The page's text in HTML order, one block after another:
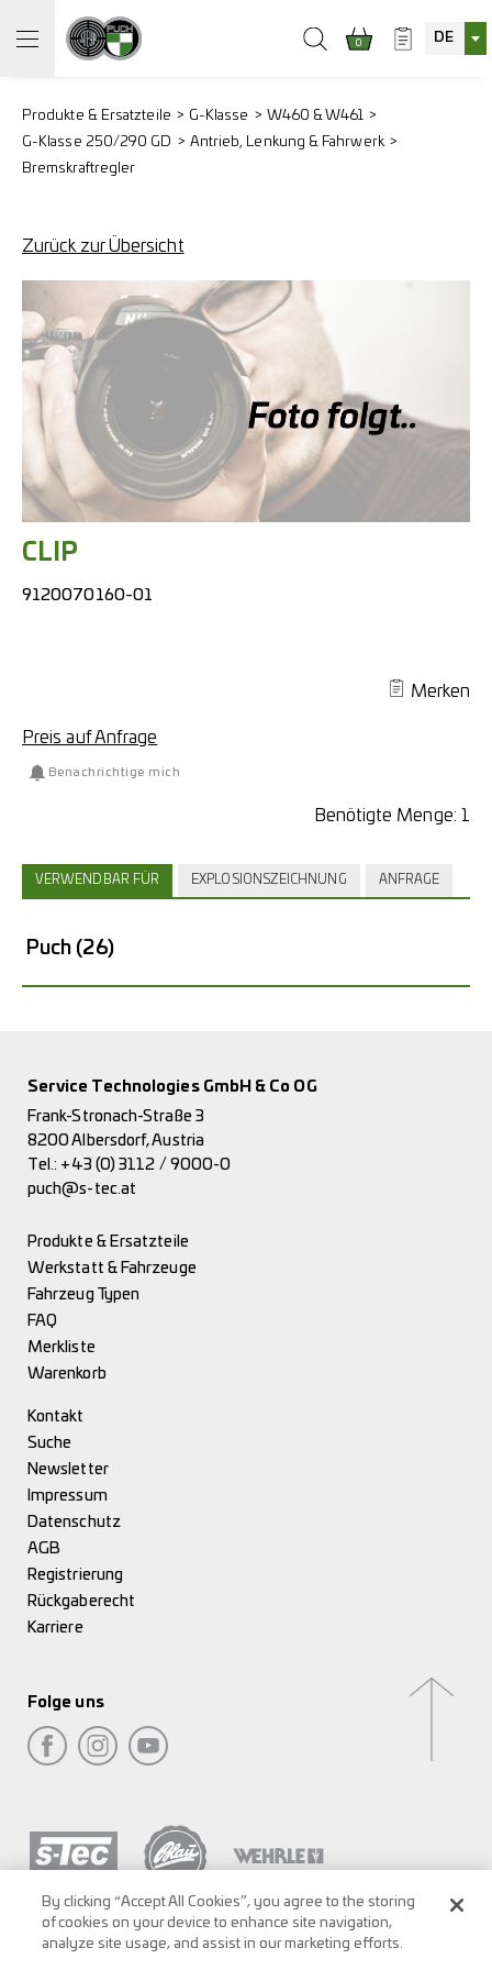
0 DE
Produkte & Ersatzteile G-Klasse
W460 & W461
G-Klasse 250/290 GD
Antrieb, Lenkung & Fahrwerk
Bremskraftregler
Zurück zur Übersicht
CLIP
9120070160-01
Merken
Preis auf Anfrage
Benachrichtige mich
Benötigte Menge: 1
VERWENDBAR FÜR EXPLOSIONSZEICHNUNG ANFRAGE
Puch (26)
Service Technologies GmbH & Co OG
Frank-Stronach-Straße 3
8200 Albersdorf, Austria
Tel.: +43 (0) 3112 / 9000-0
puch@s-tec.at
Produkte & Ersatzteile
Werkstatt & Fahrzeuge
Fahrzeug Typen
FAQ
Merkliste
Warenkorb
Kontakt
Suche
Newsletter
Impressum
Datenschutz
AGB
Registrierung
Rückgaberecht
Karriere
Folge uns
By clicking “Accept All Cookies”, you agree to the storing
of cookies on your device to enhance site navigation,
analyze site usage, and assist in our marketing efforts.